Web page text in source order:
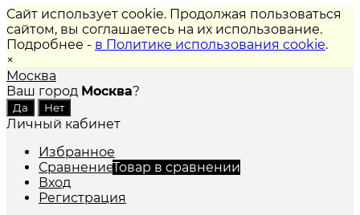
Сайт использует cookie. Продолжая пользоваться
сайтом, вы соглашаетесь на их использование.
Подробнее - в Политике использования cookie.
×
Москва
Ваш город Москва?
Личный кабинет
Избранное
СравнениеТовар в сравнении
Вход
Регистрация